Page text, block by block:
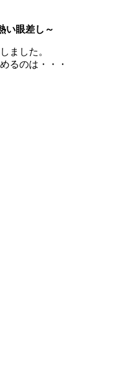
い眼差し～
ました。
るのは・・・